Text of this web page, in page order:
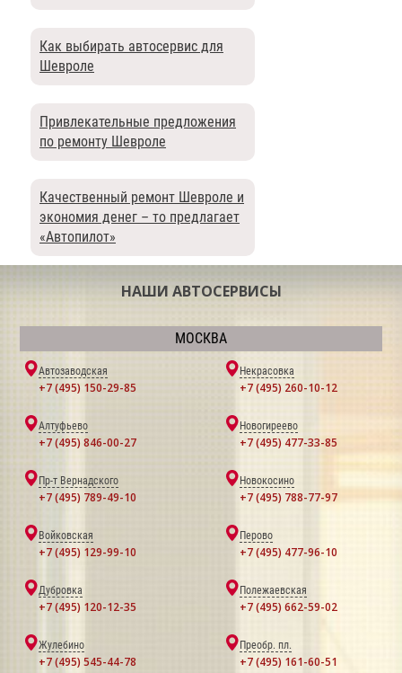
Как выбирать автосервис для
Шевроле
Привлекательные предложения
по ремонту Шевроле
Качественный ремонт Шевроле и
экономия денег – то предлагает
«Автопилот»
НАШИ АВТОСЕРВИСЫ
МОСКВА
Автозаводская
+7 (495) 150-29-85
Некрасовка
+7 (495) 260-10-12
Алтуфьево
+7 (495) 846-00-27
Новогиреево
+7 (495) 477-33-85
Пр-т Вернадского
+7 (495) 789-49-10
Новокосино
+7 (495) 788-77-97
Войковская
+7 (495) 129-99-10
Перово
+7 (495) 477-96-10
Дубровка
+7 (495) 120-12-35
Полежаевская
+7 (495) 662-59-02
Жулебино
+7 (495) 545-44-78
Преобр. пл.
+7 (495) 161-60-51